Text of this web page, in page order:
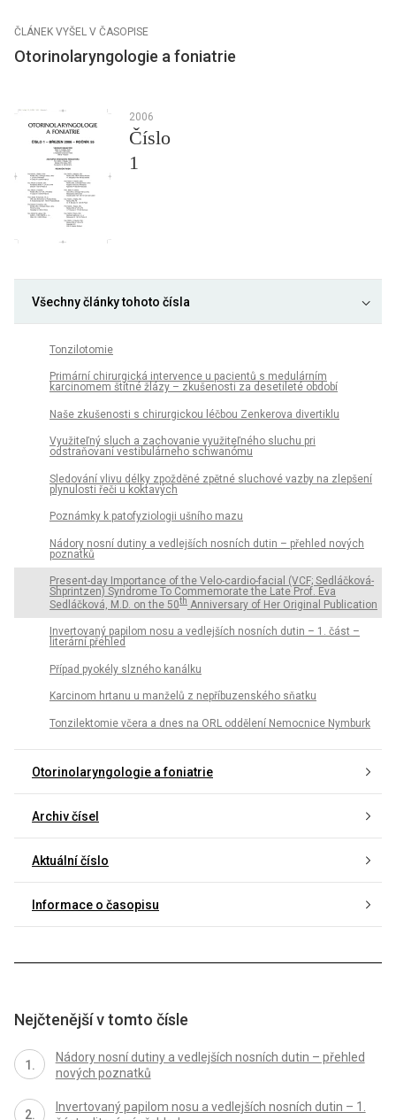
ČLÁNEK VYŠEL V ČASOPISE
Otorinolaryngologie a foniatrie
2006
Číslo
1
Všechny články tohoto čísla
Tonzilotomie
Primární chirurgická intervence u pacientů s medulárním
karcinomem štítné žlázy – zkušenosti za desetileté období
Naše zkušenosti s chirurgickou léčbou Zenkerova divertiklu
Využiteľný sluch a zachovanie využiteľného sluchu pri
odstraňovaní vestibulárneho schwanómu
Sledování vlivu délky zpožděné zpětné sluchové vazby na zlepšení
plynulosti řeči u koktavých
Poznámky k patofyziologii ušního mazu
Nádory nosní dutiny a vedlejších nosních dutin – přehled nových
poznatků
Present-day Importance of the Velo-cardio-facial (VCF; Sedláčková-
Shprintzen) Syndrome To Commemorate the Late Prof. Eva
Sedláčková, M.D. on the 50th Anniversary of Her Original Publication
Invertovaný papilom nosu a vedlejších nosních dutin – 1. část –
literární přehled
Případ pyokély slzného kanálku
Karcinom hrtanu u manželů z nepříbuzenského sňatku
Tonzilektomie včera a dnes na ORL oddělení Nemocnice Nymburk
Otorinolaryngologie a foniatrie
Archiv čísel
Aktuální číslo
Informace o časopisu
Nejčtenější v tomto čísle
Nádory nosní dutiny a vedlejších nosních dutin – přehled
nových poznatků
Invertovaný papilom nosu a vedlejších nosních dutin – 1.